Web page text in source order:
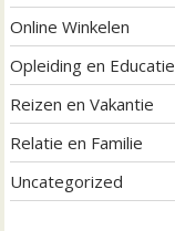
Online Winkelen
Opleiding en Educatie
Reizen en Vakantie
Relatie en Familie
Uncategorized